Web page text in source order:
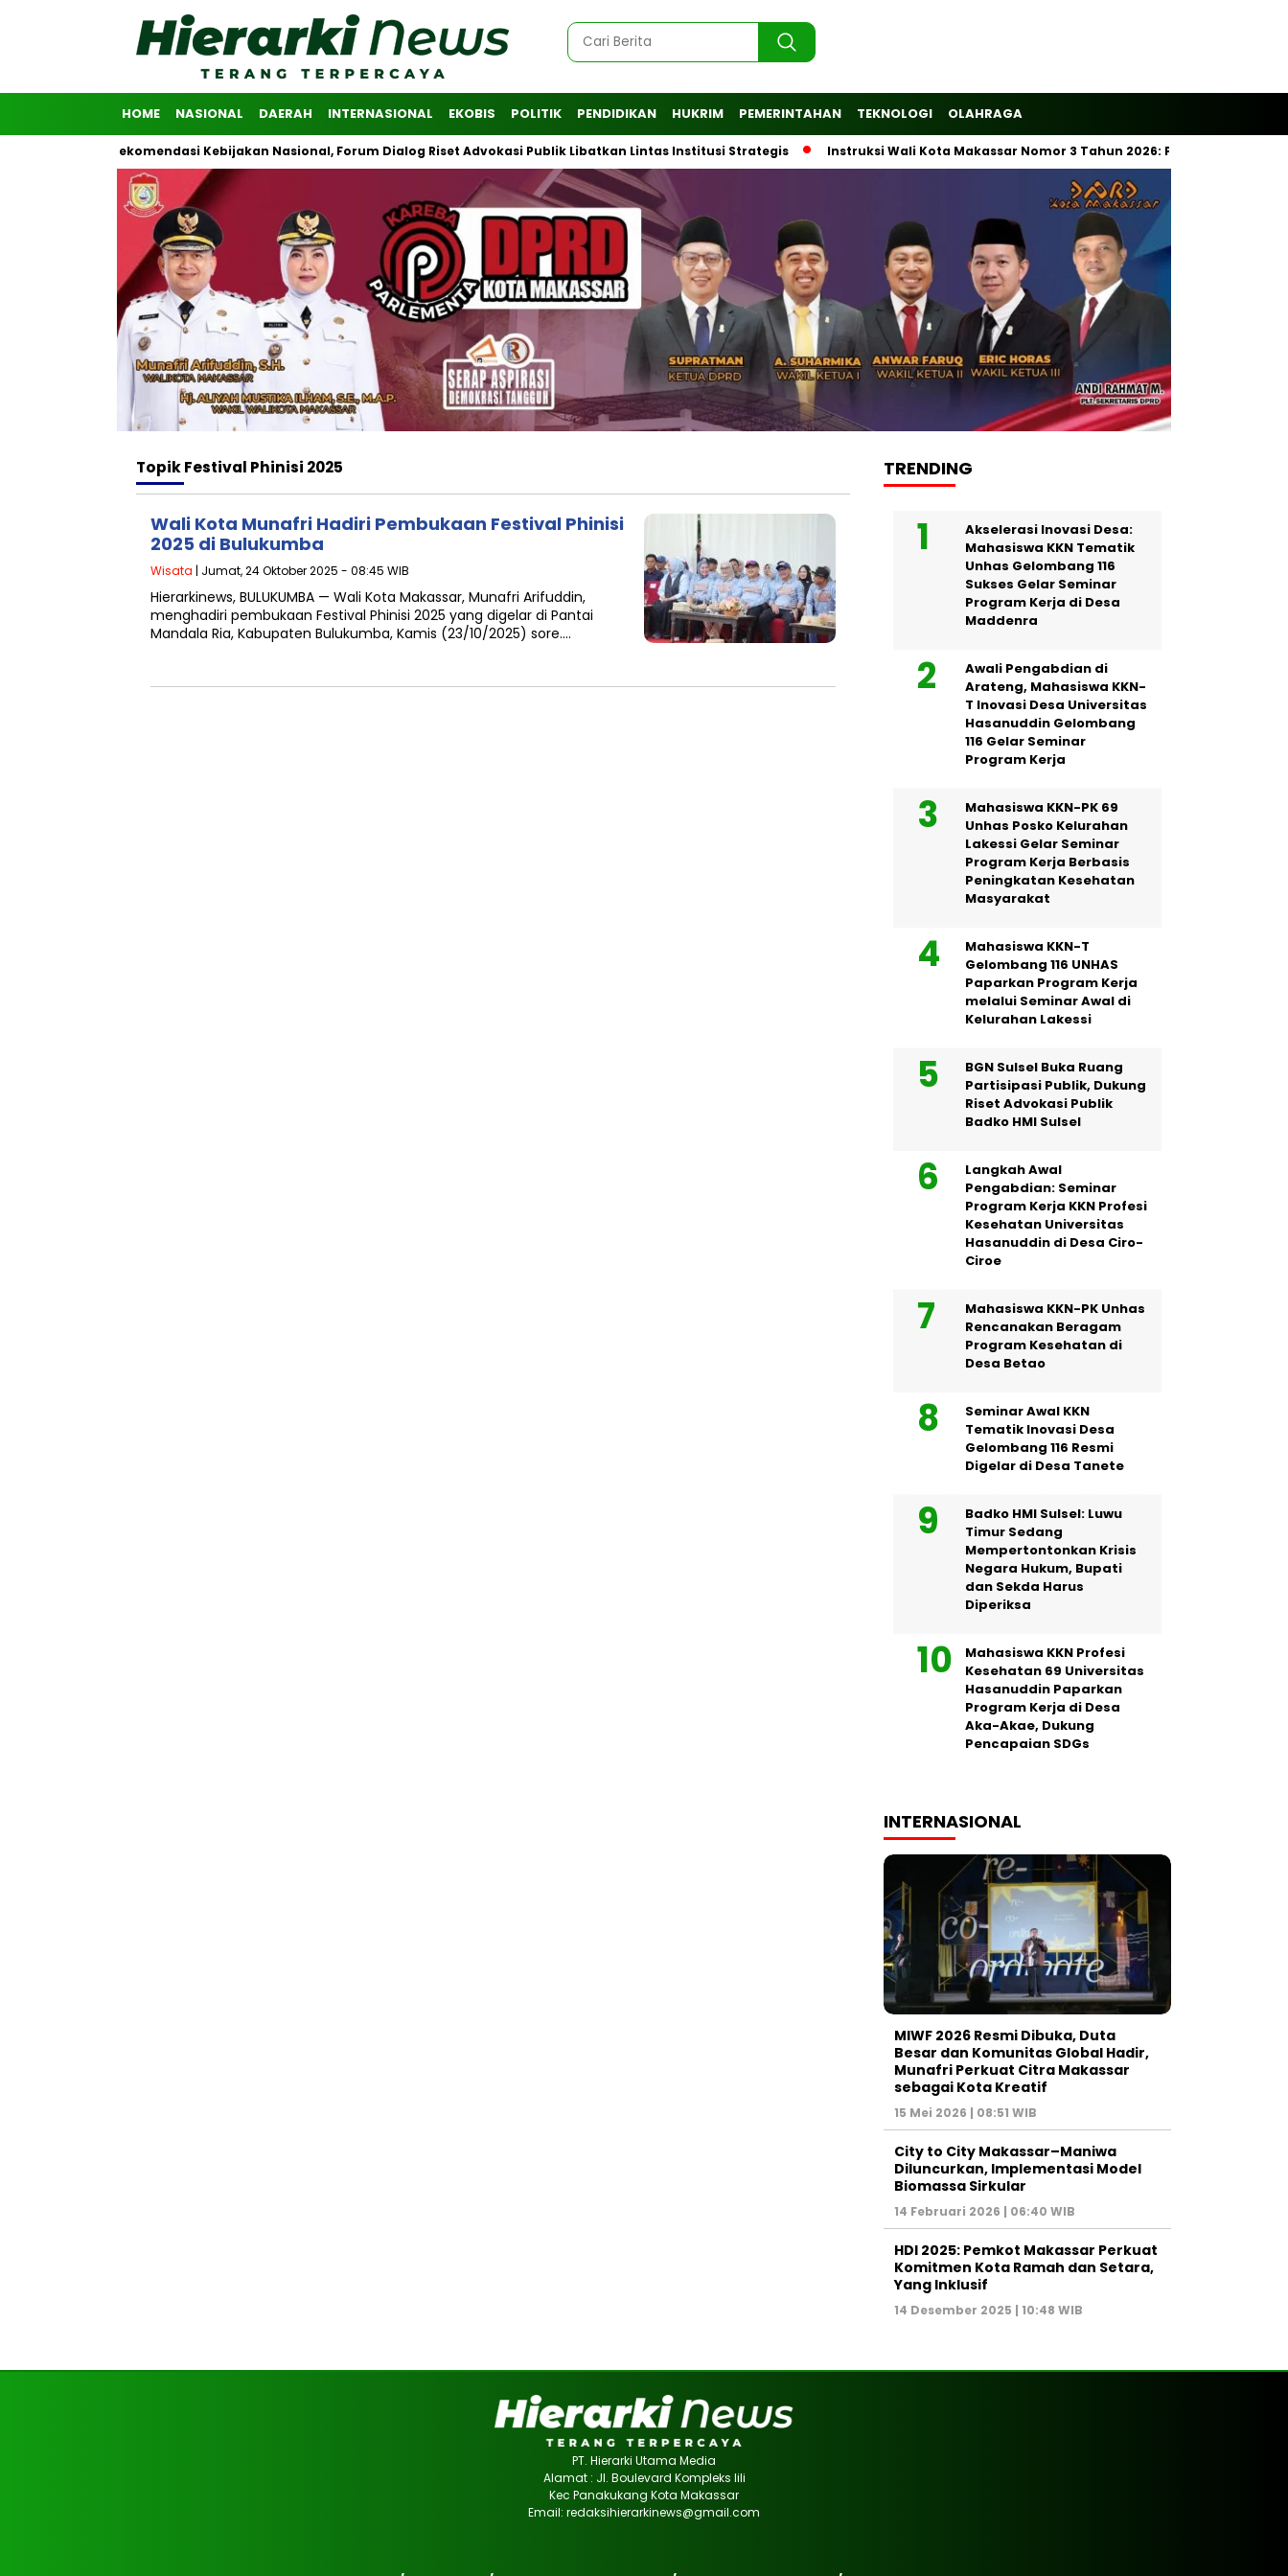
HOME NASIONAL DAERAH INTERNASIONAL EKOBIS POLITIK PENDIDIKAN HUKRIM PEMERINTAHAN TEKNOLOGI OLAHRAGA
Rekomendasi Kebijakan Nasional, Forum Dialog Riset Advokasi Publik Libatkan Lintas Institusi Strategis Instruksi Wali Kota Makassar Nomor 3 Tahun 2026: Pemilahan Sampah
TopikFestival Phinisi 2025
Wali Kota Munafri Hadiri Pembukaan Festival Phinisi
2025 di Bulukumba
Wisata | Jumat, 24 Oktober 2025 - 08:45 WIB
Hierarkinews, BULUKUMBA — Wali Kota Makassar, Munafri Arifuddin,
menghadiri pembukaan Festival Phinisi 2025 yang digelar di Pantai
Mandala Ria, Kabupaten Bulukumba, Kamis (23/10/2025) sore….
TRENDING
Akselerasi Inovasi Desa:
Mahasiswa KKN Tematik
Unhas Gelombang 116
Sukses Gelar Seminar
Program Kerja di Desa
Maddenra
Awali Pengabdian di
Arateng, Mahasiswa KKN-
T Inovasi Desa Universitas
Hasanuddin Gelombang
116 Gelar Seminar
Program Kerja
Mahasiswa KKN-PK 69
Unhas Posko Kelurahan
Lakessi Gelar Seminar
Program Kerja Berbasis
Peningkatan Kesehatan
Masyarakat
Mahasiswa KKN-T
Gelombang 116 UNHAS
Paparkan Program Kerja
melalui Seminar Awal di
Kelurahan Lakessi
BGN Sulsel Buka Ruang
Partisipasi Publik, Dukung
Riset Advokasi Publik
Badko HMI Sulsel
Langkah Awal
Pengabdian: Seminar
Program Kerja KKN Profesi
Kesehatan Universitas
Hasanuddin di Desa Ciro-
Ciroe
Mahasiswa KKN-PK Unhas
Rencanakan Beragam
Program Kesehatan di
Desa Betao
Seminar Awal KKN
Tematik Inovasi Desa
Gelombang 116 Resmi
Digelar di Desa Tanete
Badko HMI Sulsel: Luwu
Timur Sedang
Mempertontonkan Krisis
Negara Hukum, Bupati
dan Sekda Harus
Diperiksa
Mahasiswa KKN Profesi
Kesehatan 69 Universitas
Hasanuddin Paparkan
Program Kerja di Desa
Aka-Akae, Dukung
Pencapaian SDGs
INTERNASIONAL
MIWF 2026 Resmi Dibuka, Duta
Besar dan Komunitas Global Hadir,
Munafri Perkuat Citra Makassar
sebagai Kota Kreatif
15 Mei 2026 | 08:51 WIB
City to City Makassar–Maniwa
Diluncurkan, Implementasi Model
Biomassa Sirkular
14 Februari 2026 | 06:40 WIB
HDI 2025: Pemkot Makassar Perkuat
Komitmen Kota Ramah dan Setara,
Yang Inklusif
14 Desember 2025 | 10:48 WIB
PT. Hierarki Utama Media
Alamat : Jl. Boulevard Kompleks lili
Kec Panakukang Kota Makassar
Email: redaksihierarkinews@gmail.com